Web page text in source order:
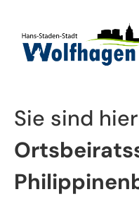
Sie sind